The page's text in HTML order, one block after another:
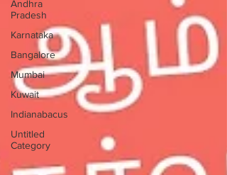
Andhra
Pradesh
Karnataka
Bangalore
Mumbai
Kuwait
Indianabacus
Untitled
Category